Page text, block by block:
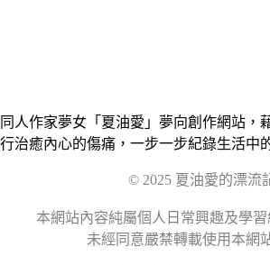
同人作家夢女「夏油愛」夢向創作網站，
行治癒內心的傷痛，一步一步紀錄生活中
© 2025 夏油愛的漂流
本網站內容純屬個人日常興趣及學習
未經同意嚴禁轉載使用本網